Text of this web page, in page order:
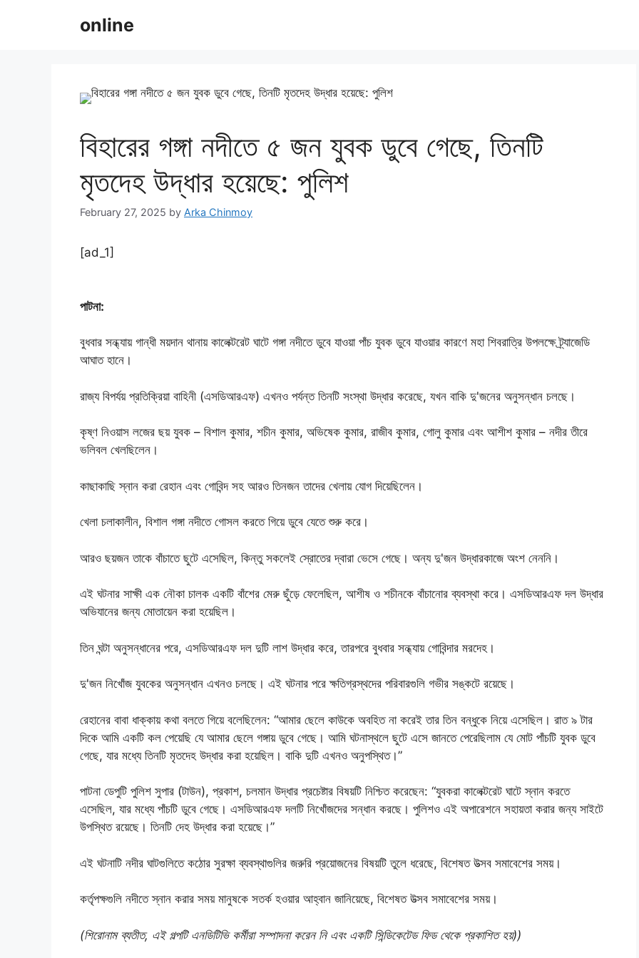
online
বিহারের গঙ্গা নদীতে ৫ জন যুবক ডুবে গেছে, তিনটি
মৃতদেহ উদ্ধার হয়েছে: পুলিশ
February 27, 2025 by Arka Chinmoy
[ad_1]
পাটনা:
বুধবার সন্ধ্যায় গান্ধী ময়দান থানায় কালেক্টরেট ঘাটে গঙ্গা নদীতে ডুবে যাওয়া পাঁচ যুবক ডুবে যাওয়ার কারণে মহা শিবরাত্রি উপলক্ষে ট্র্যাজেডি
আঘাত হানে।
রাজ্য বিপর্যয় প্রতিক্রিয়া বাহিনী (এসডিআরএফ) এখনও পর্যন্ত তিনটি সংস্থা উদ্ধার করেছে, যখন বাকি দু'জনের অনুসন্ধান চলছে।
কৃষ্ণ নিওয়াস লজের ছয় যুবক – বিশাল কুমার, শচীন কুমার, অভিষেক কুমার, রাজীব কুমার, গোলু কুমার এবং আশীশ কুমার – নদীর তীরে
ভলিবল খেলছিলেন।
কাছাকাছি স্নান করা রেহান এবং গোবিন্দ সহ আরও তিনজন তাদের খেলায় যোগ দিয়েছিলেন।
খেলা চলাকালীন, বিশাল গঙ্গা নদীতে গোসল করতে গিয়ে ডুবে যেতে শুরু করে।
আরও ছয়জন তাকে বাঁচাতে ছুটে এসেছিল, কিন্তু সকলেই স্রোতের দ্বারা ভেসে গেছে। অন্য দু'জন উদ্ধারকাজে অংশ নেননি।
এই ঘটনার সাক্ষী এক নৌকা চালক একটি বাঁশের মেরু ছুঁড়ে ফেলেছিল, আশীষ ও শচীনকে বাঁচানোর ব্যবস্থা করে। এসডিআরএফ দল উদ্ধার
অভিযানের জন্য মোতায়েন করা হয়েছিল।
তিন ঘন্টা অনুসন্ধানের পরে, এসডিআরএফ দল দুটি লাশ উদ্ধার করে, তারপরে বুধবার সন্ধ্যায় গোবিন্দার মরদেহ।
দু'জন নিখোঁজ যুবকের অনুসন্ধান এখনও চলছে। এই ঘটনার পরে ক্ষতিগ্রস্থদের পরিবারগুলি গভীর সঙ্কটে রয়েছে।
রেহানের বাবা ধাক্কায় কথা বলতে গিয়ে বলেছিলেন: “আমার ছেলে কাউকে অবহিত না করেই তার তিন বন্ধুকে নিয়ে এসেছিল। রাত ৯ টার
দিকে আমি একটি কল পেয়েছি যে আমার ছেলে গঙ্গায় ডুবে গেছে। আমি ঘটনাস্থলে ছুটে এসে জানতে পেরেছিলাম যে মোট পাঁচটি যুবক ডুবে
গেছে, যার মধ্যে তিনটি মৃতদেহ উদ্ধার করা হয়েছিল। বাকি দুটি এখনও অনুপস্থিত।”
পাটনা ডেপুটি পুলিশ সুপার (টাউন), প্রকাশ, চলমান উদ্ধার প্রচেষ্টার বিষয়টি নিশ্চিত করেছেন: “যুবকরা কালেক্টরেট ঘাটে স্নান করতে
এসেছিল, যার মধ্যে পাঁচটি ডুবে গেছে। এসডিআরএফ দলটি নিখোঁজদের সন্ধান করছে। পুলিশও এই অপারেশনে সহায়তা করার জন্য সাইটে
উপস্থিত রয়েছে। তিনটি দেহ উদ্ধার করা হয়েছে।”
এই ঘটনাটি নদীর ঘাটগুলিতে কঠোর সুরক্ষা ব্যবস্থাগুলির জরুরি প্রয়োজনের বিষয়টি তুলে ধরেছে, বিশেষত উত্সব সমাবেশের সময়।
কর্তৃপক্ষগুলি নদীতে স্নান করার সময় মানুষকে সতর্ক হওয়ার আহ্বান জানিয়েছে, বিশেষত উত্সব সমাবেশের সময়।
(শিরোনাম ব্যতীত, এই গল্পটি এনডিটিভি কর্মীরা সম্পাদনা করেন নি এবং একটি সিন্ডিকেটেড ফিড থেকে প্রকাশিত হয়))